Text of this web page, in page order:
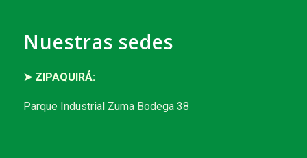
Nuestras sedes
➤ ZIPAQUIRÁ:
Parque Industrial Zuma Bodega 38